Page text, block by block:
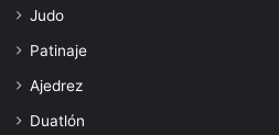
Judo
Patinaje
Ajedrez
Duatlón